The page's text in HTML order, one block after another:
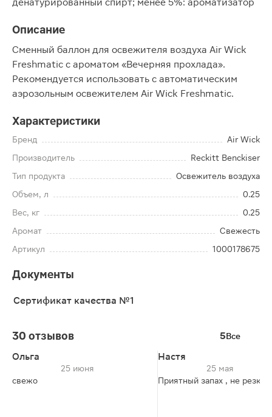
Описание
Сменный баллон для освежителя воздуха Air Wick
Freshmatic с ароматом «Вечерняя прохлада».
Рекомендуется использовать с автоматическим
аэрозольным освежителем Air Wick Freshmatic.
Характеристики
Бренд
Air Wick
Производитель
Reckitt Benckiser
Тип продукта
Освежитель воздуха
Объем, л
0.25
Вес, кг
0.25
Аромат
Свежесть
Артикул
1000178675
Документы
Сертификат качества №1
30 отзывов 5Все
Ольга
25 июня
свежо
Настя
25 мая
Приятный запах , не резкий